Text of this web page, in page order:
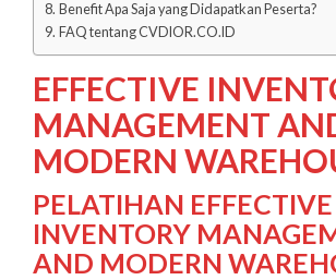
Benefit Apa Saja yang Didapatkan Peserta?
FAQ tentang CVDIOR.CO.ID
EFFECTIVE
MANAGEMENT
MODERN
PELATIHAN EFFECTIVE
INVENTORY
AND MODERN